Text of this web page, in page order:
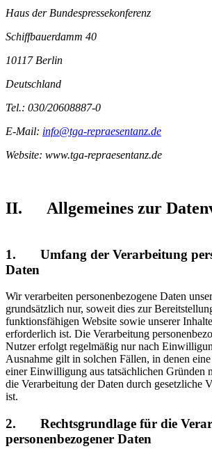
Haus der Bundespressekonferenz
Schiffbauerdamm 40
10117 Berlin
Deutschland
Tel.: 030/20608887-0
E-Mail: info@tga-repraesentanz.de
Website: www.tga-repraesentanz.de
II. Allgemeines zur
1. Umfang der Verarbeitung
Daten
Wir verarbeiten personenbezogene Daten
grundsätzlich nur, soweit dies zur
funktionsfähigen Website sowie unserer
erforderlich ist. Die Verarbeitung
Nutzer erfolgt regelmäßig nur nach
Ausnahme gilt in solchen Fällen, in denen
einer Einwilligung aus tatsächlichen Gründen
die Verarbeitung der Daten durch gesetzliche
ist.
2. Rechtsgrundlage für die
personenbezogener Daten